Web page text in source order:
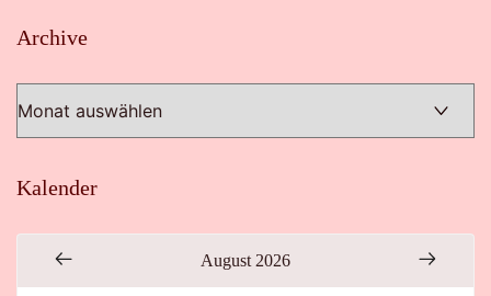
Archive
Kalender
August 2026